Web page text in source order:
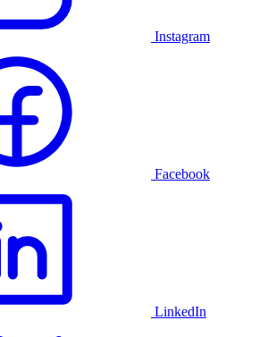
Instagram
Facebook
LinkedIn